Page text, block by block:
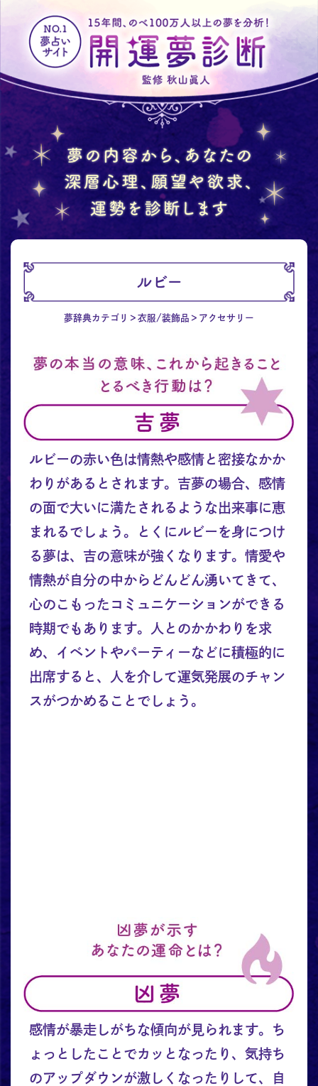
ルビー
夢辞典カテゴリ 衣服/装飾品 アクセサリー
ルビーの赤い色は情熱や感情と密接なかか
わりがあるとされます。吉夢の場合、感情
の面で大いに満たされるような出来事に恵
まれるでしょう。とくにルビーを身につけ
る夢は、吉の意味が強くなります。情愛や
情熱が自分の中からどんどん湧いてきて、
心のこもったコミュニケーションができる
時期でもあります。人とのかかわりを求
め、イベントやパーティーなどに積極的に
出席すると、人を介して運気発展のチャン
スがつかめることでしょう。
感情が暴走しがちな傾向が見られます。ち
ょっとしたことでカッとなったり、気持ち
のアップダウンが激しくなったりして、自